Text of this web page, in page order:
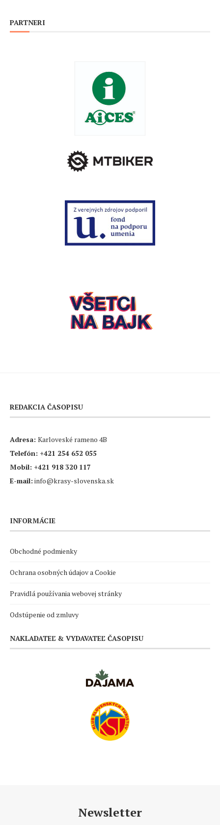
PARTNERI
REDAKCIA ČASOPISU
Adresa: Karloveské rameno 4B
Telefón: +421 254 652 055
Mobil: +421 918 320 117
E-mail: info@krasy-slovenska.sk
INFORMÁCIE
Obchodné podmienky
Ochrana osobných údajov a Cookie
Pravidlá používania webovej stránky
Odstúpenie od zmluvy
NAKLADATEĽ & VYDAVATEĽ ČASOPISU
Newsletter